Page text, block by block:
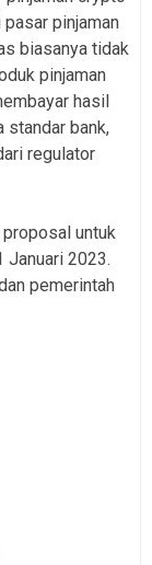
pinjaman
biasanya tidak
pinjaman
hasil
standar bank,
regulator
proposal untuk
Januari 2023.
pemerintah